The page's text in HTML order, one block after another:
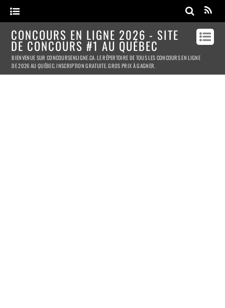
CONCOURS EN LIGNE 2026 - SITE
DE CONCOURS #1 AU QUÉBEC
BIENVENUE SUR CONCOURSENLIGNE.CA. LE RÉPERTOIRE DE TOUS LES CONCOURS EN LIGNE
DE 2026 AU QUÉBEC. INSCRIPTION GRATUITE. GROS PRIX À GAGNER.